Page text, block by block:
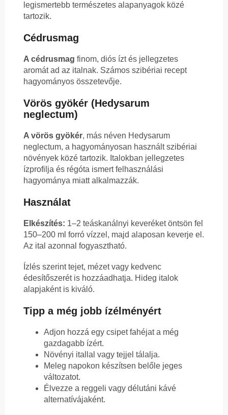
legismertebb természetes alapanyagok közé
tartozik.
Cédrusmag
A cédrusmag finom, diós ízt és jellegzetes
aromát ad az italnak. Számos szibériai recept
hagyományos összetevője.
Vörös gyökér (Hedysarum
neglectum)
A vörös gyökér, más néven Hedysarum
neglectum, a hagyományosan használt szibériai
növények közé tartozik. Italokban jellegzetes
ízprofilja és régóta ismert felhasználási
hagyománya miatt alkalmazzák.
Használat
Elkészítés: 1–2 teáskanálnyi keveréket öntsön fel
150–200 ml forró vízzel, majd alaposan keverje el.
Az ital azonnal fogyasztható.
Ízlés szerint tejet, mézet vagy kedvenc
édesítőszerét is hozzáadhatja. Hideg italok
alapjaként is kiváló.
Tipp a még jobb ízélményért
Adjon hozzá egy csipet fahéjat a még
gazdagabb ízért.
Növényi itallal vagy tejjel tálalja.
Meleg napokon készítsen belőle jeges
változatot.
Élvezze a reggeli vagy délutáni kávé
alternatívájaként.